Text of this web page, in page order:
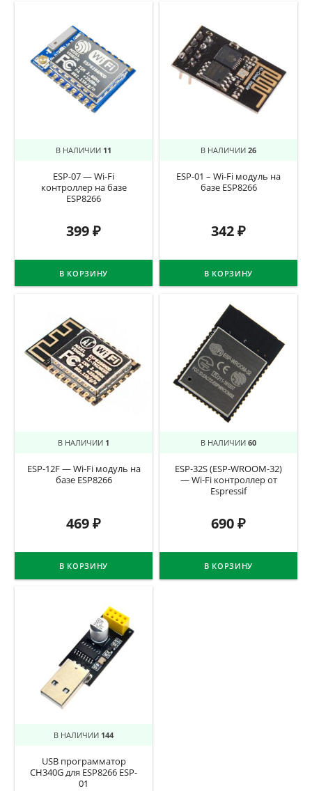
В НАЛИЧИИ 11
ESP-07 — Wi-Fi
контроллер на базе
ESP8266
399₽
В КОРЗИНУ
В НАЛИЧИИ 26
ESP-01 – Wi-Fi модуль на
базе ESP8266
342₽
В КОРЗИНУ
В НАЛИЧИИ 1
ESP-12F — Wi-Fi модуль на
базе ESP8266
469₽
В КОРЗИНУ
В НАЛИЧИИ 60
ESP-32S (ESP-WROOM-32)
— Wi-Fi контроллер от
Espressif
690₽
В КОРЗИНУ
В НАЛИЧИИ 144
USB программатор
CH340G для ESP8266 ESP-
01